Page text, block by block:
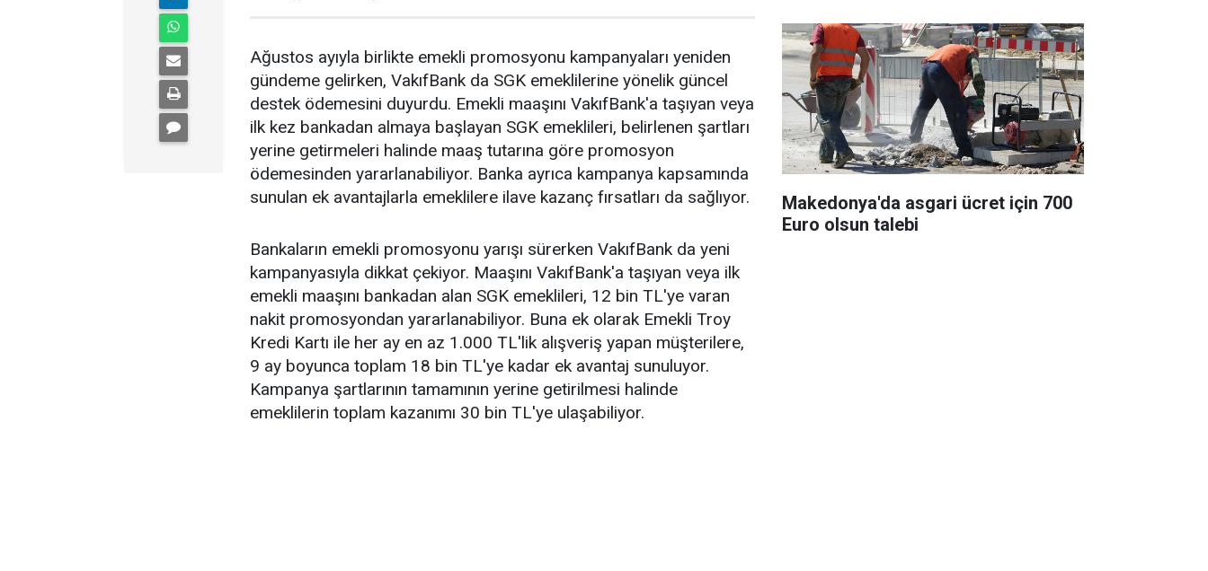
Ağustos ayıyla birlikte emekli promosyonu kampanyaları yeniden
gündeme gelirken, VakıfBank da SGK emeklilerine yönelik güncel
destek ödemesini duyurdu. Emekli maaşını VakıfBank'a taşıyan veya
ilk kez bankadan almaya başlayan SGK emeklileri, belirlenen şartları
yerine getirmeleri halinde maaş tutarına göre promosyon
ödemesinden yararlanabiliyor. Banka ayrıca kampanya kapsamında
sunulan ek avantajlarla emeklilere ilave kazanç fırsatları da sağlıyor.
Bankaların emekli promosyonu yarışı sürerken VakıfBank da yeni
kampanyasıyla dikkat çekiyor. Maaşını VakıfBank'a taşıyan veya ilk
emekli maaşını bankadan alan SGK emeklileri, 12 bin TL'ye varan
nakit promosyondan yararlanabiliyor. Buna ek olarak Emekli Troy
Kredi Kartı ile her ay en az 1.000 TL'lik alışveriş yapan müşterilere,
9 ay boyunca toplam 18 bin TL'ye kadar ek avantaj sunuluyor.
Kampanya şartlarının tamamının yerine getirilmesi halinde
emeklilerin toplam kazanımı 30 bin TL'ye ulaşabiliyor.
Makedonya'da asgari ücret için 700
Euro olsun talebi